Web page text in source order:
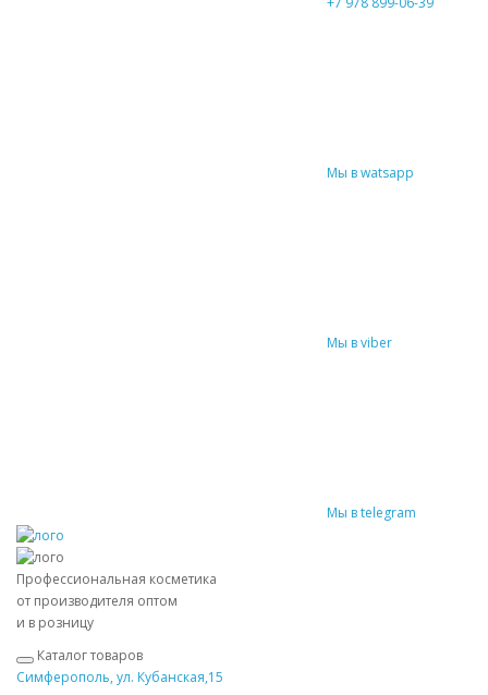
Мы в watsapp
Мы в viber
Мы в telegram
Профессиональная косметика
от производителя оптом
и в розницу
Каталог товаров
Симферополь, ул. Кубанская,15